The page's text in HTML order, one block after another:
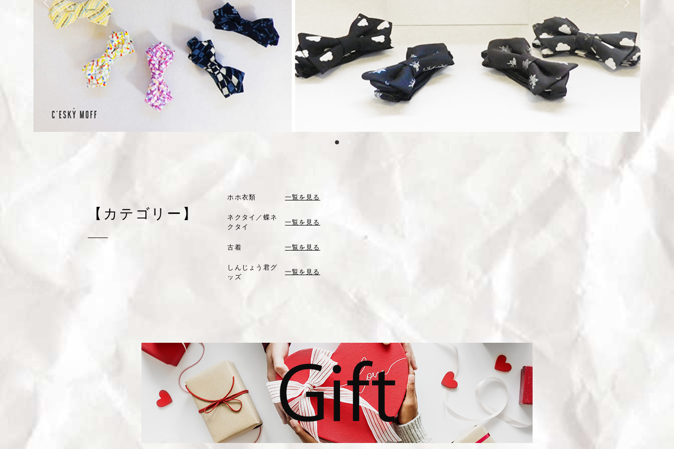
【カテゴリー】
ホホ衣類 一覧を見る
ネクタイ／蝶ネ
クタイ
一覧を見る
古着 一覧を見る
しんじょう君グ
ッズ
一覧を見る